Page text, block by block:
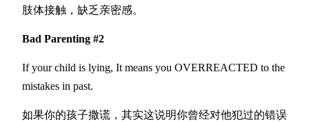
肢体接触，缺乏亲密感。
Bad Parenting #2
If your child is lying, It means you OVERREACTED to the
mistakes in past.
如果你的孩子撒谎，其实这说明你曾经对他犯过的错误